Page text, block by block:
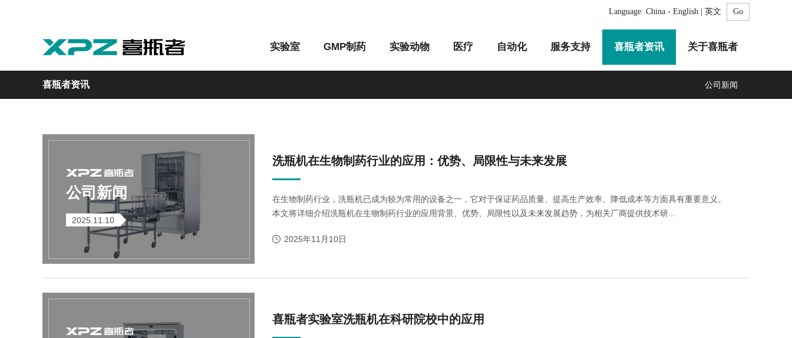
Language: China - English | 英文
实验室
M系列 G系列 A系列
M系列
Moment-3/F3极智
Moment-3/F3经典
GMP制药
GMP系列
GMP-400清洗机 GMP-600清洗机
实验动物
LA系列
LA-A1饮水瓶清洗
LA-B1动物笼盒清
医疗
医疗专用
DNA器具专用清洗
DNA器具专用清洗
A/FA
自动化
自动化清洗工作站
SQ1000自动化清洗
服务支持 喜瓶者资讯 关于喜瓶者
喜瓶者资讯 公司新闻
公司新闻
2025.11.10
洗瓶机在生物制药行业的应用：优势、局限性与未来发展
在生物制药行业，洗瓶机已成为较为常用的设备之一，它对于保证药品质量、提高生产效率、降低成本等方面具有重要意义。
本文将详细介绍洗瓶机在生物制药行业的应用背景、优势、局限性以及未来发展趋势，为相关厂商提供技术研...
2025年11月10日
喜瓶者实验室洗瓶机在科研院校中的应用